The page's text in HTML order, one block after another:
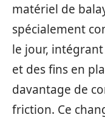
matériel de
spécialement
le jour,
et des fins en
davantage de
friction. Ce